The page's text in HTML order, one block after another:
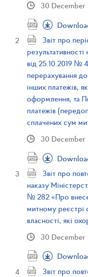
30 December
Звіт про
від 25.10.2019 №
перерахування
інших платежів,
оформлення, та
платежів
сплачених сум
30 December
Звіт про
наказу
№ 282 «Про
митному реєстрі
власності, які
30 December
Звіт про